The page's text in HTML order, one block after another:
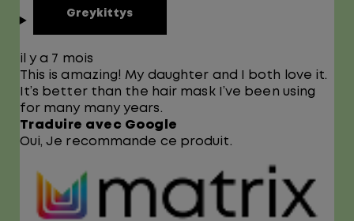
Greykittys
il y a 7 mois
This is amazing! My daughter and I both love it.
It’s better than the hair mask I’ve been using
for many many years.
Traduire avec Google
Oui, Je recommande ce produit.